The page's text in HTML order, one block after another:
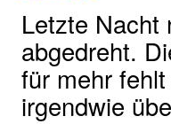
Letzte Nacht
abgedreht.
für mehr
irgendwie